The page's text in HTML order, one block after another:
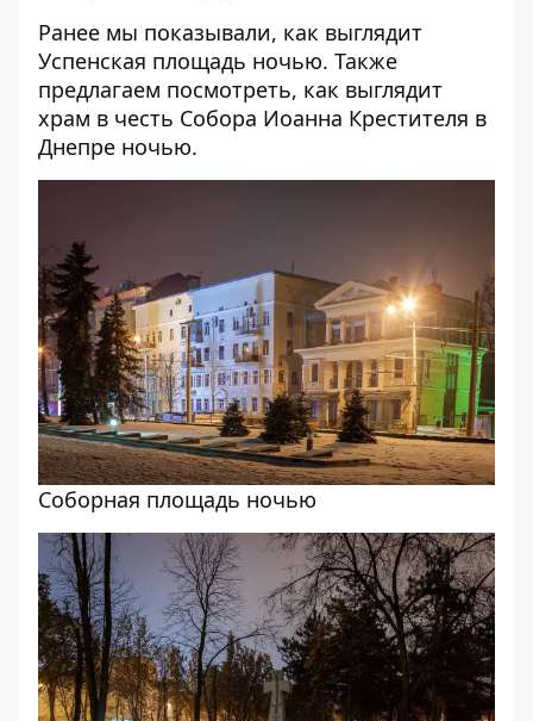
Ранее мы показывали, как выглядит
Успенская площадь ночью. Также
предлагаем посмотреть, как выглядит
храм в честь Собора Иоанна Крестителя в
Днепре ночью.
Соборная площадь ночью